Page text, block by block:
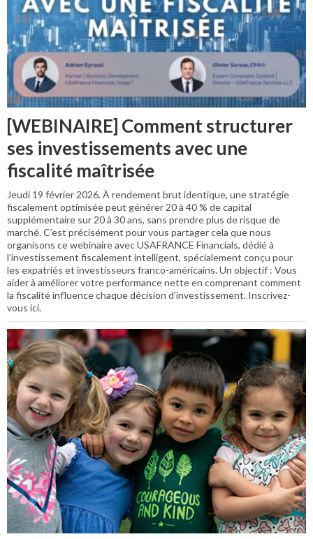
[WEBINAIRE] Comment structurer
ses investissements avec une
fiscalité maîtrisée
Jeudi 19 février 2026. À rendement brut identique, une stratégie
fiscalement optimisée peut générer 20 à 40 % de capital
supplémentaire sur 20 à 30 ans, sans prendre plus de risque de
marché. C’est précisément pour vous partager cela que nous
organisons ce webinaire avec USAFRANCE Financials, dédié à
l’investissement fiscalement intelligent, spécialement conçu pour
les expatriés et investisseurs franco-américains. Un objectif : Vous
aider à améliorer votre performance nette en comprenant comment
la fiscalité influence chaque décision d’investissement. Inscrivez-
vous ici.